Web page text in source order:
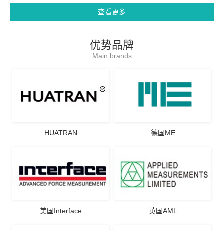
查看更多
优势品牌
Main brands
HUATRAN 德国ME
美国Interface 英国AML